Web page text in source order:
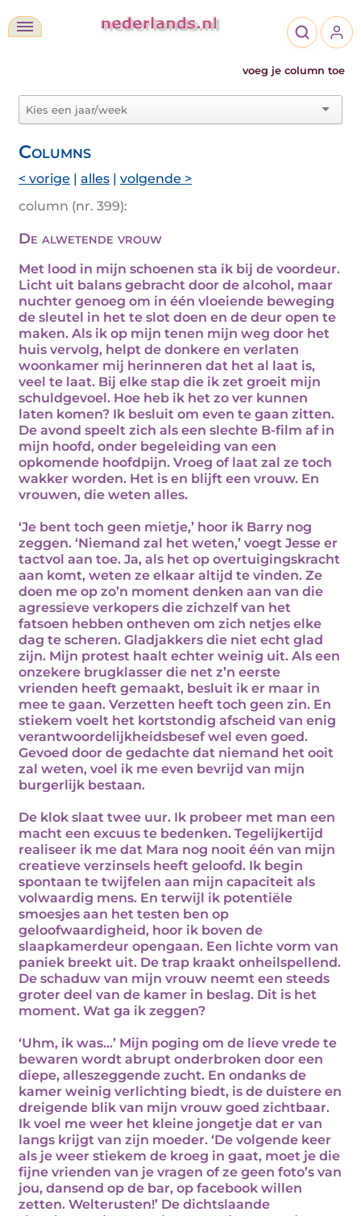
voeg je column toe
Columns
< vorige | alles | volgende >
column (nr. 399):
De alwetende vrouw
Met lood in mijn schoenen sta ik bij de voordeur.
Licht uit balans gebracht door de alcohol, maar
nuchter genoeg om in één vloeiende beweging
de sleutel in het te slot doen en de deur open te
maken. Als ik op mijn tenen mijn weg door het
huis vervolg, helpt de donkere en verlaten
woonkamer mij herinneren dat het al laat is,
veel te laat. Bij elke stap die ik zet groeit mijn
schuldgevoel. Hoe heb ik het zo ver kunnen
laten komen? Ik besluit om even te gaan zitten.
De avond speelt zich als een slechte B-film af in
mijn hoofd, onder begeleiding van een
opkomende hoofdpijn. Vroeg of laat zal ze toch
wakker worden. Het is en blijft een vrouw. En
vrouwen, die weten alles.
‘Je bent toch geen mietje,’ hoor ik Barry nog
zeggen. ‘Niemand zal het weten,’ voegt Jesse er
tactvol aan toe. Ja, als het op overtuigingskracht
aan komt, weten ze elkaar altijd te vinden. Ze
doen me op zo’n moment denken aan van die
agressieve verkopers die zichzelf van het
fatsoen hebben ontheven om zich netjes elke
dag te scheren. Gladjakkers die niet echt glad
zijn. Mijn protest haalt echter weinig uit. Als een
onzekere brugklasser die net z’n eerste
vrienden heeft gemaakt, besluit ik er maar in
mee te gaan. Verzetten heeft toch geen zin. En
stiekem voelt het kortstondig afscheid van enig
verantwoordelijkheidsbesef wel even goed.
Gevoed door de gedachte dat niemand het ooit
zal weten, voel ik me even bevrijd van mijn
burgerlijk bestaan.
De klok slaat twee uur. Ik probeer met man een
macht een excuus te bedenken. Tegelijkertijd
realiseer ik me dat Mara nog nooit één van mijn
creatieve verzinsels heeft geloofd. Ik begin
spontaan te twijfelen aan mijn capaciteit als
volwaardig mens. En terwijl ik potentiële
smoesjes aan het testen ben op
geloofwaardigheid, hoor ik boven de
slaapkamerdeur opengaan. Een lichte vorm van
paniek breekt uit. De trap kraakt onheilspellend.
De schaduw van mijn vrouw neemt een steeds
groter deel van de kamer in beslag. Dit is het
moment. Wat ga ik zeggen?
‘Uhm, ik was…’ Mijn poging om de lieve vrede te
bewaren wordt abrupt onderbroken door een
diepe, alleszeggende zucht. En ondanks de
kamer weinig verlichting biedt, is de duistere en
dreigende blik van mijn vrouw goed zichtbaar.
Ik voel me weer het kleine jongetje dat er van
langs krijgt van zijn moeder. ‘De volgende keer
als je weer stiekem de kroeg in gaat, moet je die
fijne vrienden van je vragen of ze geen foto’s van
jou, dansend op de bar, op facebook willen
zetten. Welterusten!’ De dichtslaande